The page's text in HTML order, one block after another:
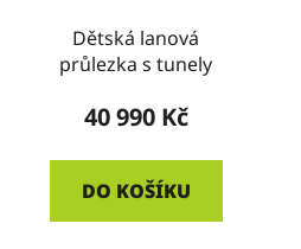
Dětská lanová
průlezka s tunely
40 990 Kč
DO KOŠÍKU